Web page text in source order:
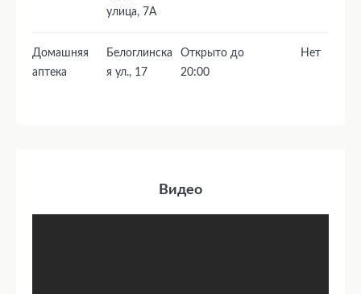
yлица, 7А
Домашняя
аптека
Белоглинска
я ул., 17
Открыто до
20:00
Нет
Видео